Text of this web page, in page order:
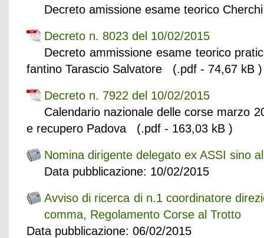
Decreto amissione esame teorico
Decreto n. 8023 del 10/02/2015
Decreto ammissione esame teorico
fantino Tarascio Salvatore (.pdf - 74,67 kB )
Decreto n. 7922 del 10/02/2015
Calendario nazionale delle corse marzo
e recupero Padova (.pdf - 163,03 kB )
Nomina dirigente delegato ex ASSI sino
Data pubblicazione: 10/02/2015
Avviso di ricerca di n.1 coordinatore
comma, Regolamento Corse al Trotto
Data pubblicazione: 06/02/2015